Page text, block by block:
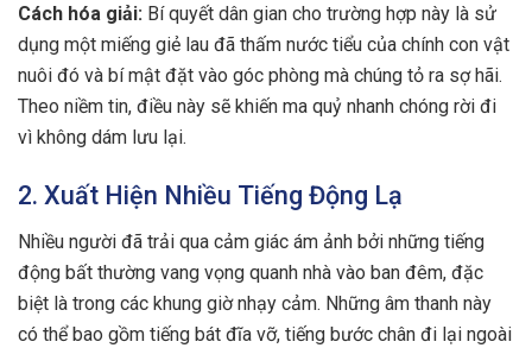
Cách hóa giải: Bí quyết dân gian cho trường hợp này là sử
dụng một miếng giẻ lau đã thấm nước tiểu của chính con vật
nuôi đó và bí mật đặt vào góc phòng mà chúng tỏ ra sợ hãi.
Theo niềm tin, điều này sẽ khiến ma quỷ nhanh chóng rời đi
vì không dám lưu lại.
2. Xuất Hiện Nhiều Tiếng Động Lạ
Nhiều người đã trải qua cảm giác ám ảnh bởi những tiếng
động bất thường vang vọng quanh nhà vào ban đêm, đặc
biệt là trong các khung giờ nhạy cảm. Những âm thanh này
có thể bao gồm tiếng bát đĩa vỡ, tiếng bước chân đi lại ngoài